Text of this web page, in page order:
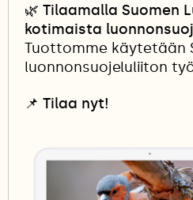
🌿 Tilaamalla Suomen
kotimaista
Tuottomme käytetään
luonnonsuojeluliiton
📌 Tilaa nyt!